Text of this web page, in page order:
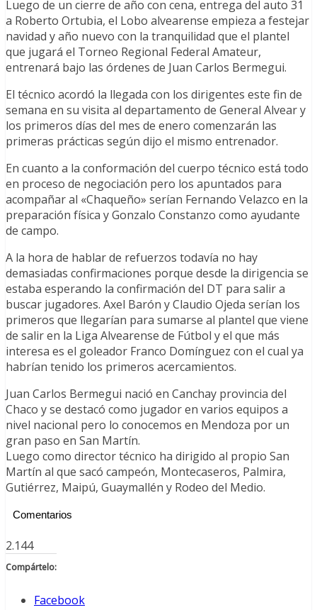
Luego de un cierre de año con cena, entrega del auto 31
a Roberto Ortubia, el Lobo alvearense empieza a festejar
navidad y año nuevo con la tranquilidad que el plantel
que jugará el Torneo Regional Federal Amateur,
entrenará bajo las órdenes de Juan Carlos Bermegui.
El técnico acordó la llegada con los dirigentes este fin de
semana en su visita al departamento de General Alvear y
los primeros días del mes de enero comenzarán las
primeras prácticas según dijo el mismo entrenador.
En cuanto a la conformación del cuerpo técnico está todo
en proceso de negociación pero los apuntados para
acompañar al «Chaqueño» serían Fernando Velazco en la
preparación física y Gonzalo Constanzo como ayudante
de campo.
A la hora de hablar de refuerzos todavía no hay
demasiadas confirmaciones porque desde la dirigencia se
estaba esperando la confirmación del DT para salir a
buscar jugadores. Axel Barón y Claudio Ojeda serían los
primeros que llegarían para sumarse al plantel que viene
de salir en la Liga Alvearense de Fútbol y el que más
interesa es el goleador Franco Domínguez con el cual ya
habrían tenido los primeros acercamientos.
Juan Carlos Bermegui nació en Canchay provincia del
Chaco y se destacó como jugador en varios equipos a
nivel nacional pero lo conocemos en Mendoza por un
gran paso en San Martín.
Luego como director técnico ha dirigido al propio San
Martín al que sacó campeón, Montecaseros, Palmira,
Gutiérrez, Maipú, Guaymallén y Rodeo del Medio.
Comentarios
2.144
Compártelo:
Facebook